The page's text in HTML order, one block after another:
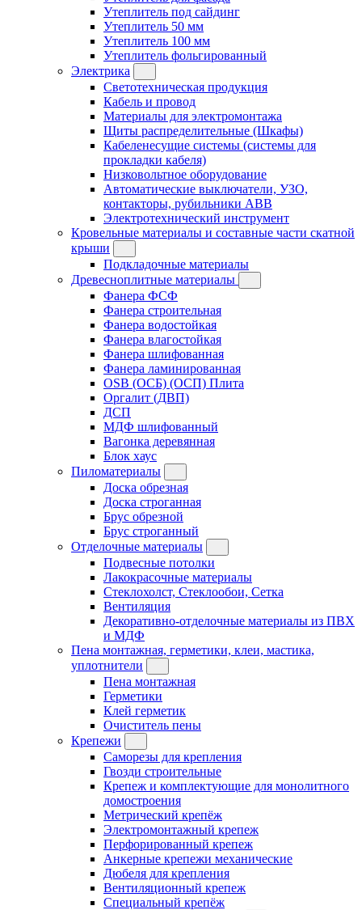
Утеплитель под сайдинг
Утеплитель 50 мм
Утеплитель 100 мм
Утеплитель фольгированный
Электрика
Светотехническая продукция
Кабель и провод
Материалы для электромонтажа
Щиты распределительные (Шкафы)
Кабеленесущие системы (системы для
прокладки кабеля)
Низковольтное оборудование
Автоматические выключатели, УЗО,
контакторы, рубильники ABB
Электротехнический инструмент
Кровельные материалы и составные части скатной
крыши
Подкладочные материалы
Древесноплитные материалы
Фанера ФСФ
Фанера строительная
Фанера водостойкая
Фанера влагостойкая
Фанера шлифованная
Фанера ламинированная
OSB (ОСБ) (ОСП) Плита
Оргалит (ДВП)
ДСП
МДФ шлифованный
Вагонка деревянная
Блок хаус
Пиломатериалы
Доска обрезная
Доска строганная
Брус обрезной
Брус строганный
Отделочные материалы
Подвесные потолки
Лакокрасочные материалы
Стеклохолст, Стеклообои, Сетка
Вентиляция
Декоративно-отделочные материалы из ПВХ
и МДФ
Пена монтажная, герметики, клеи, мастика,
уплотнители
Пена монтажная
Герметики
Клей герметик
Очиститель пены
Крепежи
Саморезы для крепления
Гвозди строительные
Крепеж и комплектующие для монолитного
домостроения
Метрический крепёж
Электромонтажный крепеж
Перфорированный крепеж
Анкерные крепежи механические
Дюбеля для крепления
Вентиляционный крепеж
Специальный крепёж